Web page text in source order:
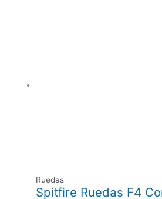
Ruedas
Spitfire Ruedas F4